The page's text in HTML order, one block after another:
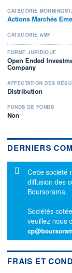
CATÉGORIE
Actions Marchés
CATÉGORIE AMF
FORME JURIDIQUE
Open Ended
Company
AFFECTATION DES
Distribution
FONDS DE FONDS
Non
DERNIERS
Message
Cette société
diffusion des
Boursorama.
Sociétés
veuillez nous
FRAIS ET